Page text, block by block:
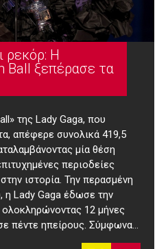
ρεκόρ: Η
Ball ξεπέρασε τα
της Lady Gaga, που
απέφερε συνολικά 419,5
μία θέση
περιοδείες
ιστορία. Την περασμένη
η Lady Gaga έδωσε την
ολοκληρώνοντας 12 μήνες
πέντε ηπείρους. Σύμφωνα…